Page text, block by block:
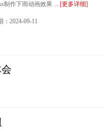
制作下雨动画效果 ... [更多详细]
：2024-09-11